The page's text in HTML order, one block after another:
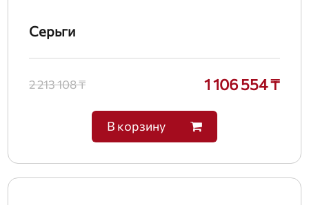
Серьги
2 213 108 ₸ 1 106 554 ₸
В корзину